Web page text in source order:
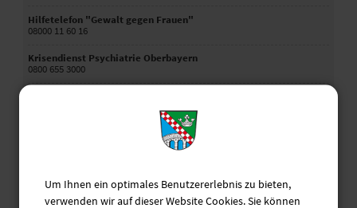
Hilfetelefon "Gewalt gegen Frauen"
08000 11 60 16
Krisendienst Psychiatrie Oberbayern
0800 655 3000
Um Ihnen ein optimales Benutzererlebnis zu bieten,
verwenden wir auf dieser Website Cookies. Sie können